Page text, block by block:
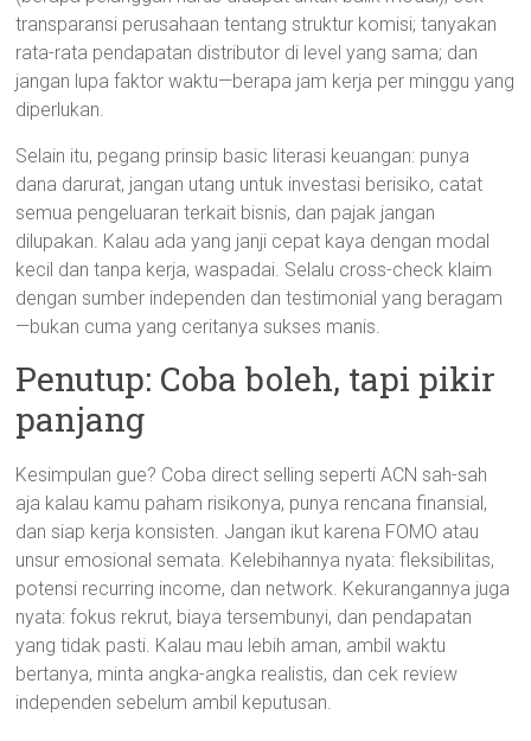
transparansi perusahaan tentang struktur komisi; tanyakan
rata-rata pendapatan distributor di level yang sama; dan
jangan lupa faktor waktu—berapa jam kerja per minggu yang
diperlukan.
Selain itu, pegang prinsip basic literasi keuangan: punya
dana darurat, jangan utang untuk investasi berisiko, catat
semua pengeluaran terkait bisnis, dan pajak jangan
dilupakan. Kalau ada yang janji cepat kaya dengan modal
kecil dan tanpa kerja, waspadai. Selalu cross-check klaim
dengan sumber independen dan testimonial yang beragam
—bukan cuma yang ceritanya sukses manis.
Penutup: Coba boleh, tapi pikir
panjang
Kesimpulan gue? Coba direct selling seperti ACN sah-sah
aja kalau kamu paham risikonya, punya rencana finansial,
dan siap kerja konsisten. Jangan ikut karena FOMO atau
unsur emosional semata. Kelebihannya nyata: fleksibilitas,
potensi recurring income, dan network. Kekurangannya juga
nyata: fokus rekrut, biaya tersembunyi, dan pendapatan
yang tidak pasti. Kalau mau lebih aman, ambil waktu
bertanya, minta angka-angka realistis, dan cek review
independen sebelum ambil keputusan.